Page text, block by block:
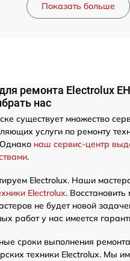
Показать больше
ремонта Electrolux
нас
существует множество
услуги по ремонту
наш сервис-центр
.
Electrolux. Наши
Electrolux.
не будет новой
работ у нас имеется
сроки выполнения
техники Electrolux. Мы